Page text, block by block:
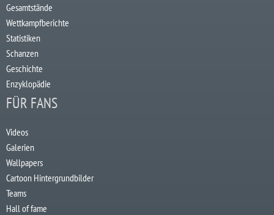
Gesamtstände
Wettkampfberichte
Statistiken
Schanzen
Geschichte
Enzyklopädie
FÜR FANS
Videos
Galerien
Wallpapers
Cartoon Hintergrundbilder
Teams
Hall of fame